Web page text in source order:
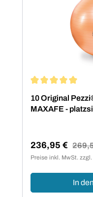
10 Original
MAXAFE -
Verkaufspreis:
236,95 €
Preise inkl. MwSt.
In